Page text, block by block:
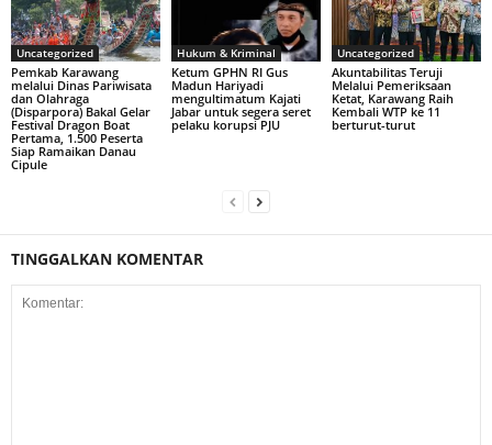
Uncategorized
Pemkab Karawang
melalui Dinas Pariwisata
dan Olahraga
(Disparpora) Bakal Gelar
Festival Dragon Boat
Pertama, 1.500 Peserta
Siap Ramaikan Danau
Cipule
Hukum & Kriminal
Ketum GPHN RI Gus
Madun Hariyadi
mengultimatum Kajati
Jabar untuk segera seret
pelaku korupsi PJU
Uncategorized
Akuntabilitas Teruji
Melalui Pemeriksaan
Ketat, Karawang Raih
Kembali WTP ke 11
berturut-turut
TINGGALKAN KOMENTAR